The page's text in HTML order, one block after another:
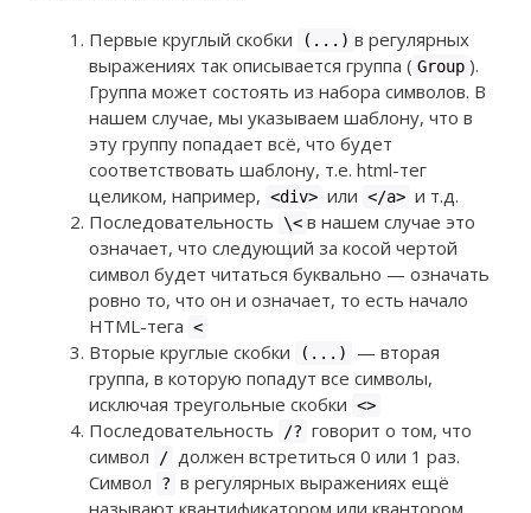
Первые круглый скобки (...) в регулярных
выражениях так описывается группа ( Group ).
Группа может состоять из набора символов. В
нашем случае, мы указываем шаблону, что в
эту группу попадает всё, что будет
соответствовать шаблону, т.е. html-тег
целиком, например, <div> или </a> и т.д.
Последовательность \< в нашем случае это
означает, что следующий за косой чертой
символ будет читаться буквально — означать
ровно то, что он и означает, то есть начало
HTML-тега <
Вторые круглые скобки (...)
— вторая
группа, в которую попадут все символы,
исключая треугольные скобки <>
Последовательность /? говорит о том, что
символ
/ должен встретиться 0 или 1 раз.
Символ
? в регулярных выражениях ещё
называют квантификатором или квантором.